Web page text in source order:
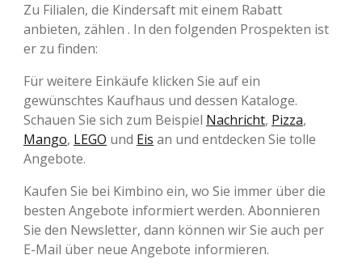
Zu Filialen, die Kindersaft mit einem Rabatt
anbieten, zählen . In den folgenden Prospekten ist
er zu finden:
Für weitere Einkäufe klicken Sie auf ein
gewünschtes Kaufhaus und dessen Kataloge.
Schauen Sie sich zum Beispiel Nachricht, Pizza,
Mango, LEGO und Eis an und entdecken Sie tolle
Angebote.
Kaufen Sie bei Kimbino ein, wo Sie immer über die
besten Angebote informiert werden. Abonnieren
Sie den Newsletter, dann können wir Sie auch per
E-Mail über neue Angebote informieren.